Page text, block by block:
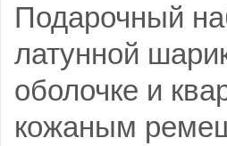
Подарочный
латунной
оболочке и
кожаным